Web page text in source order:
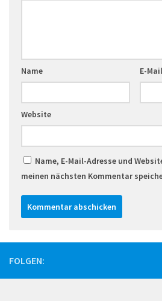
Name E-
Website
Name, E-Mail-Adresse und
meinen nächsten Kommentar
FOLGEN: